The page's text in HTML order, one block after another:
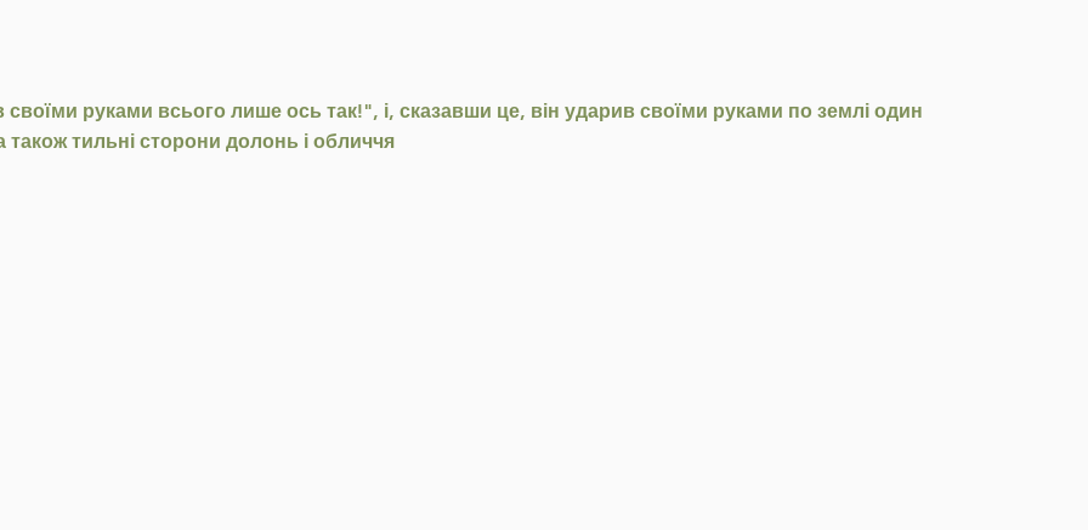
руками всього лише ось так!", і, сказавши це, він ударив своїми руками по землі один
тильні сторони долонь і обличчя